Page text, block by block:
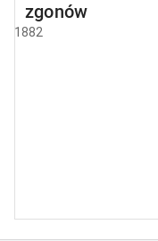
zgonów
1882